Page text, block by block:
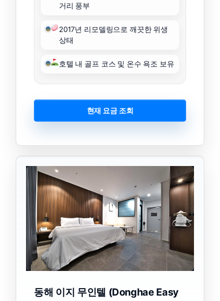
거리 풍부
2017년 리모델링으로 깨끗한 위생
상태
호텔 내 골프 코스 및 온수 욕조 보유
현재 요금 조회
동해 이지 무인텔 (Donghae Easy